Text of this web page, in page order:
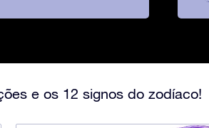
e os 12 signos do zodíaco!